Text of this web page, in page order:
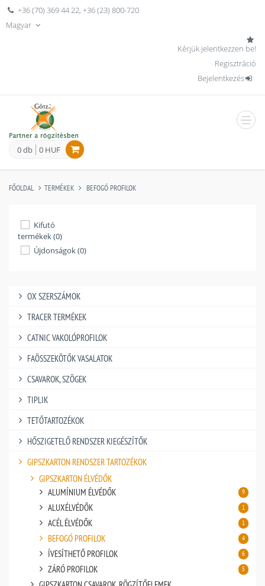
+36 (70) 369 44 22,+36 (23) 800-720
Magyar
Kérjük jelentkezzen be!
Regisztráció
Bejelentkezés
0 db 0 HUF
FŐOLDAL TERMÉKEK BEFOGÓ PROFILOK
Kifutó
termékek (0)
Újdonságok (0)
OX SZERSZÁMOK
TRACER TERMÉKEK
CATNIC VAKOLÓPROFILOK
FAÖSSZEKÖTŐK VASALATOK
CSAVAROK, SZÖGEK
TIPLIK
TETŐTARTOZÉKOK
HŐSZIGETELŐ RENDSZER KIEGÉSZÍTŐK
GIPSZKARTON RENDSZER TARTOZÉKOK
GIPSZKARTON ÉLVÉDŐK
ALUMÍNIUM ÉLVÉDŐK
9
ALUXÉLVÉDŐK 1
ACÉL ÉLVÉDŐK 1
BEFOGÓ PROFILOK 4
ÍVESÍTHETŐ PROFILOK 6
ZÁRÓ PROFILOK 5